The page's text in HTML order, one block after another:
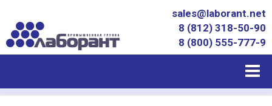
sales@laborant.net
8 (812) 318-50-90
8 (800) 555-777-9